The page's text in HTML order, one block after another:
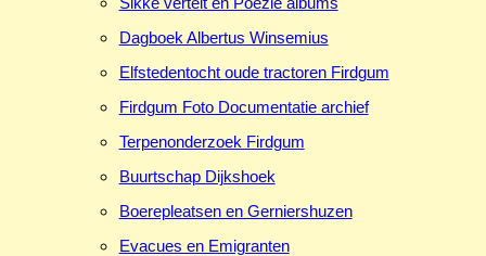
Dagboek Albertus Winsemius
Elfstedentocht oude tractoren Firdgum
Firdgum Foto Documentatie archief
Terpenonderzoek Firdgum
Buurtschap Dijkshoek
Boerepleatsen en Gerniershuzen
Evacues en Emigranten